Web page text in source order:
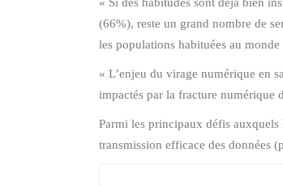
(66%), reste un grand nombre de
les populations habituées au
« L’enjeu du virage numérique en
impactés par la fracture numérique
Parmi les principaux défis auxquels
transmission efficace des données